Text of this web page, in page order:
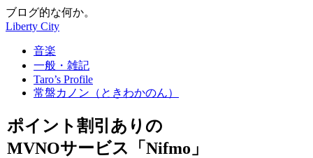
ブログ的な何か。
Liberty City
音楽
一般・雑記
Taro’s Profile
常盤カノン（ときわかのん）
ポイント割引ありの
MVNOサービス「Nifmo」